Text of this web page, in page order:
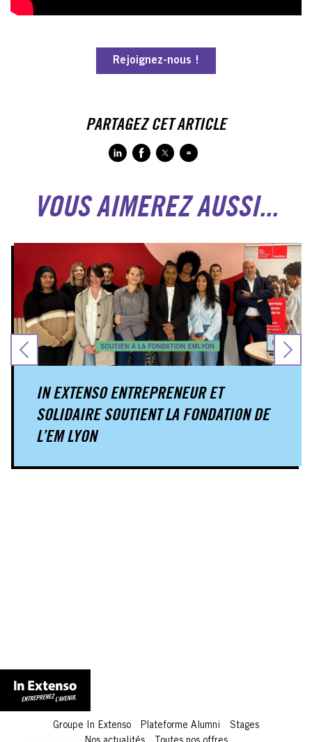
Rejoignez-nous !
PARTAGEZ CET ARTICLE
VOUS AIMEREZ AUSSI...
IN EXTENSO ENTREPRENEUR ET
SOLIDAIRE SOUTIENT LA FONDATION DE
L’EM LYON
Groupe In Extenso Plateforme Alumni
Stages